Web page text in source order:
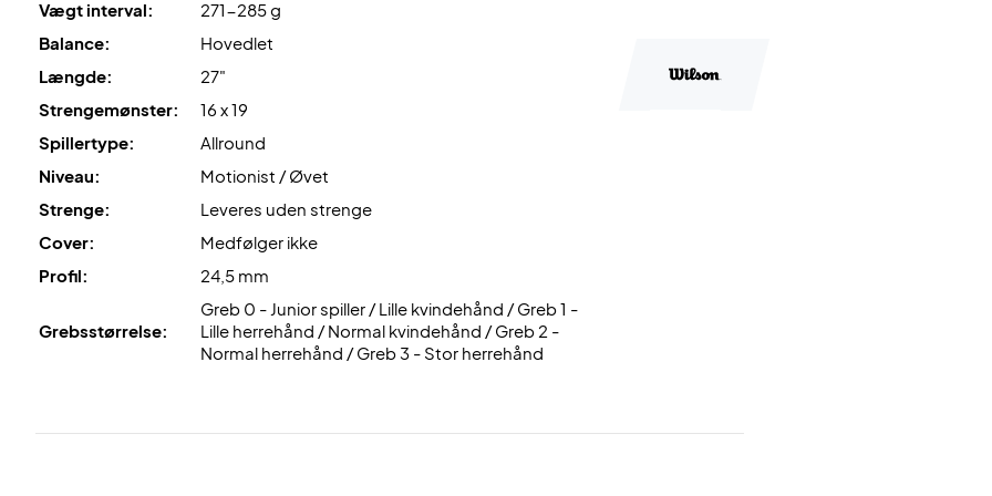
Vægt interval:
271-285 g
Balance:
Hovedlet
Længde:
27"
Strengemønster:
16 x 19
Spillertype:
Allround
Niveau:
Motionist / Øvet
Strenge:
Leveres uden strenge
Cover:
Medfølger ikke
Profil:
24,5 mm
Grebsstørrelse:
Greb 0 - Junior spiller / Lille kvindehånd / Greb 1 -
Lille herrehånd / Normal kvindehånd / Greb 2 -
Normal herrehånd / Greb 3 - Stor herrehånd